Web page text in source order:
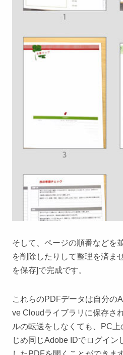
そして、ページの順番などを
を削除したりして整理を済ま
を保存]で完成です。
これらのPDFデータは自分の
ve Cloudライブラリに保存さ
ルの転送をしなくても、PC
じめ同じAdobe IDでログイン